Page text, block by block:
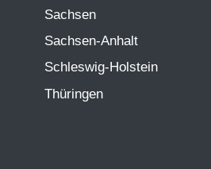
Sachsen
Sachsen-Anhalt
Schleswig-Holstein
Thüringen